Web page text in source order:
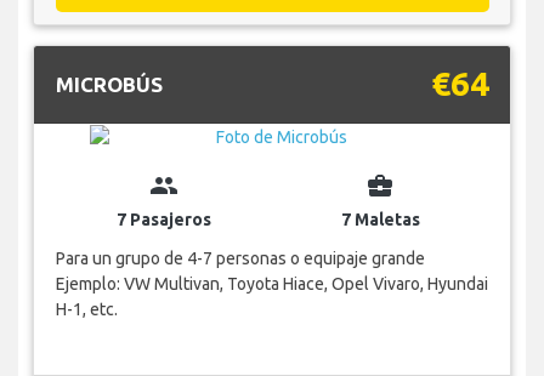
MICROBÚS €64
group
7 Pasajeros
business_center
7 Maletas
Para un grupo de 4-7 personas o equipaje grande
Ejemplo: VW Multivan, Toyota Hiace, Opel Vivaro, Hyundai
H-1, etc.